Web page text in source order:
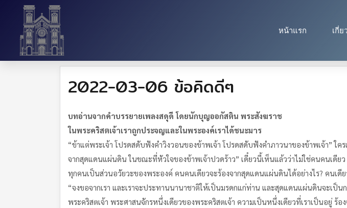
หน้าแรก เกี่
2022-03-06 ข้อคิดดีๆ
บทอ่านจากคำบรรยายเพลงสดุดี โดยนักบุญออกัสติน พระสังฆราช
ในพระคริสตเจ้าเราถูกประจญและในพระองค์เราได้ชนะมาร
“ข้าแต่พระเจ้า โปรดสดับฟังคำวิงวอนของข้าพเจ้า โปรดสดับฟังคำภาวนาของข้าพเจ้า”
จากสุดแดนแผ่นดิน ในขณะที่หัวใจของข้าพเจ้าปวดร้าว” เดี๋ยวนี้เห็นแล้วว่าไม่ใช่คนคนเดีย
ทุกคนเป็นส่วนอวัยวะของพระองค์ คนคนเดียวจะร้องจากสุดแดนแผ่นดินได้อย่างไร? คนเ
“จงขอจากเรา และเราจะประทานนานาชาติให้เป็นมรดกแก่ท่าน และสุดแดนแผ่นดินจะเป็
พระคริสตเจ้า พระศาสนจักรหนึ่งเดียวของพระคริสตเจ้า ความเป็นหนึ่งเดียวที่เราเป็นอยู่